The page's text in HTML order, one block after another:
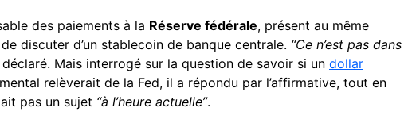
des paiements à la Réserve fédérale, présent au même
discuter d’un stablecoin de banque centrale. “Ce n’est pas dans
Mais interrogé sur la question de savoir si un dollar
relèverait de la Fed, il a répondu par l’affirmative, tout en
pas un sujet “à l’heure actuelle”.